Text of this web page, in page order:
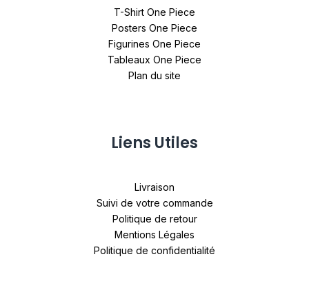
T-Shirt One Piece
Posters One Piece
Figurines One Piece
Tableaux One Piece
Plan du site
Liens Utiles
Livraison
Suivi de votre commande
Politique de retour
Mentions Légales
Politique de confidentialité